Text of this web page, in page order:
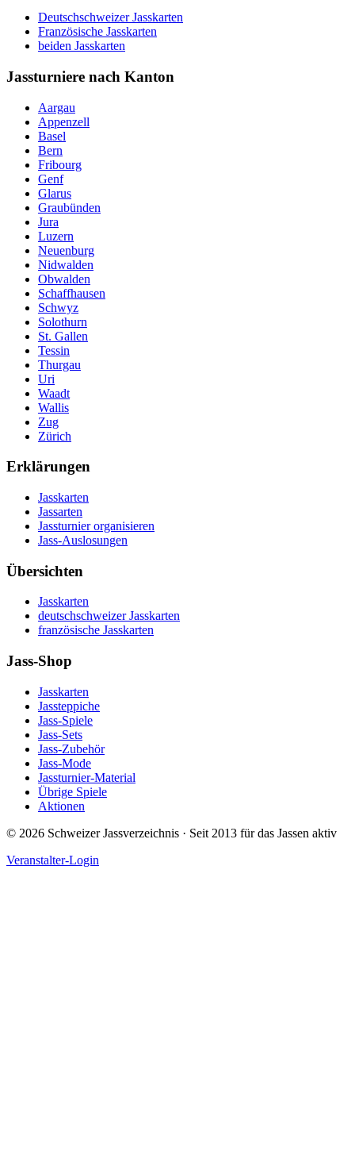
Deutschschweizer Jasskarten
Französische Jasskarten
beiden Jasskarten
Jassturniere nach Kanton
Aargau
Appenzell
Basel
Bern
Fribourg
Genf
Glarus
Graubünden
Jura
Luzern
Neuenburg
Nidwalden
Obwalden
Schaffhausen
Schwyz
Solothurn
St. Gallen
Tessin
Thurgau
Uri
Waadt
Wallis
Zug
Zürich
Erklärungen
Jasskarten
Jassarten
Jassturnier organisieren
Jass-Auslosungen
Übersichten
Jasskarten
deutschschweizer Jasskarten
französische Jasskarten
Jass-Shop
Jasskarten
Jassteppiche
Jass-Spiele
Jass-Sets
Jass-Zubehör
Jass-Mode
Jassturnier-Material
Übrige Spiele
Aktionen
© 2026 Schweizer Jassverzeichnis · Seit 2013 für das Jassen aktiv
Veranstalter-Login